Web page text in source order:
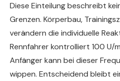
Diese Einteilung beschreibt
Grenzen. Körperbau,
verändern die individuelle
Rennfahrer kontrolliert 100 U/
Anfänger kann bei dieser
wippen. Entscheidend bleibt